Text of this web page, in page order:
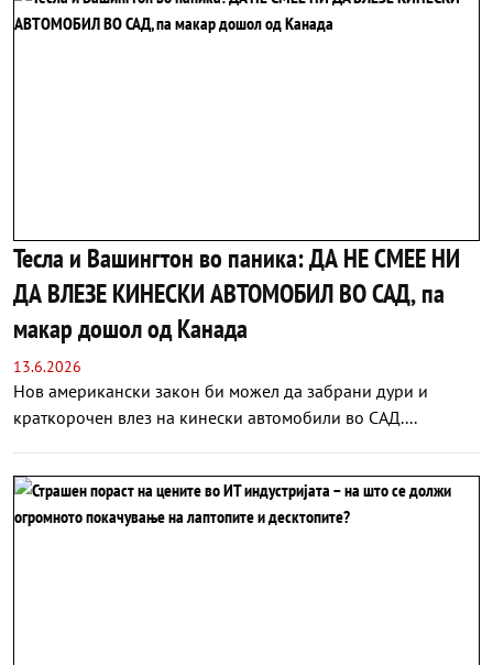
Тесла и Вашингтон во паника: ДА НЕ СМЕЕ НИ
ДА ВЛЕЗЕ КИНЕСКИ АВТОМОБИЛ ВО САД, па
макар дошол од Канада
13.6.2026
Нов американски закон би можел да забрани дури и
краткорочен влез на кинески автомобили во САД....